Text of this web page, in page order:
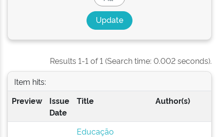
Results 1-1 of 1 (Search time: 0.002 seconds).
Item hits:
Preview
Issue
Date
Title Author(s)
Educação